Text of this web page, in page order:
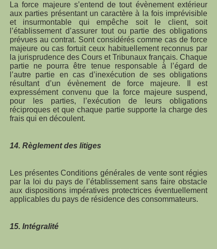
La force majeure s’entend de tout évènement extérieur
aux parties présentant un caractère à la fois imprévisible
et insurmontable qui empêche soit le client, soit
l’établissement d’assurer tout ou partie des obligations
prévues au contrat. Sont considérés comme cas de force
majeure ou cas fortuit ceux habituellement reconnus par
la jurisprudence des Cours et Tribunaux français. Chaque
partie ne pourra être tenue responsable à l’égard de
l’autre partie en cas d’inexécution de ses obligations
résultant d’un évènement de force majeure. Il est
expressément convenu que la force majeure suspend,
pour les parties, l’exécution de leurs obligations
réciproques et que chaque partie supporte la charge des
frais qui en découlent.
14. Règlement des litiges
Les présentes Conditions générales de vente sont régies
par la loi du pays de l’établissement sans faire obstacle
aux dispositions impératives protectrices éventuellement
applicables du pays de résidence des consommateurs.
15. Intégralité